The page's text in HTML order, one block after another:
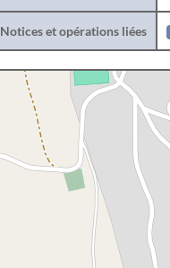
Notices et opérations liées